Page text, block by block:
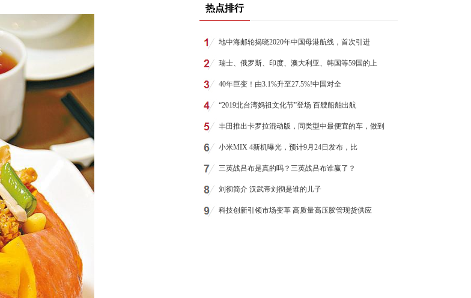
热点排行
地中海邮轮揭晓2020年中国母港航线，首次引进
瑞士、俄罗斯、印度、澳大利亚、韩国等59国的上
40年巨变！由3.1%升至27.5%!中国对全
“2019北台湾妈祖文化节”登场 百艘船舶出航
丰田推出卡罗拉混动版，同类型中最便宜的车，做到
小米MIX 4新机曝光，预计9月24日发布，比
三英战吕布是真的吗？三英战吕布谁赢了？
刘彻简介 汉武帝刘彻是谁的儿子
科技创新引领市场变革 高质量高压胶管现货供应